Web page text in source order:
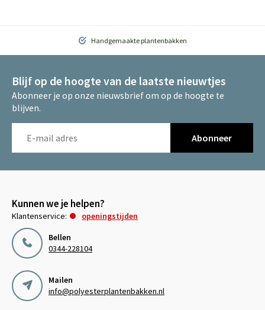
Handgemaakte plantenbakken
Blijf op de hoogte van de laatste nieuwtjes
Abonneer je op onze nieuwsbrief om op de hoogte te
blijven.
Abonneer
Kunnen we je helpen?
Klantenservice:
openingstijden
Bellen
0344-228104
Mailen
info@polyesterplantenbakken.nl